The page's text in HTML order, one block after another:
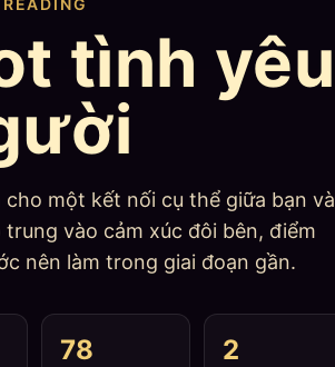
tình yêu
cho một kết nối cụ thể giữa bạn và
trung vào cảm xúc đôi bên, điểm
nên làm trong giai đoạn gần.
78 2